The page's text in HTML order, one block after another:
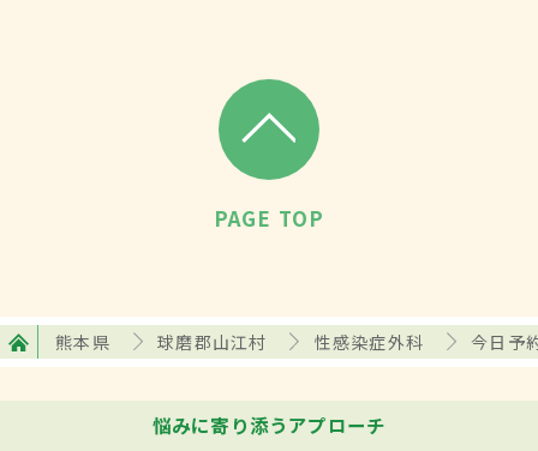
PAGE TOP
熊本県 球磨郡山江村 性感染症外科 今日予
悩みに寄り添うアプローチ